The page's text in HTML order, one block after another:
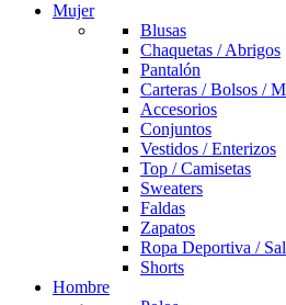
Mujer
Blusas
Chaquetas / Abrigos
Pantalón
Carteras / Bolsos /
Accesorios
Conjuntos
Vestidos / Enterizos
Top / Camisetas
Sweaters
Faldas
Zapatos
Ropa Deportiva /
Shorts
Hombre